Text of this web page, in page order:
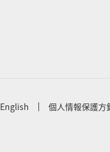
English 個人情報保護方